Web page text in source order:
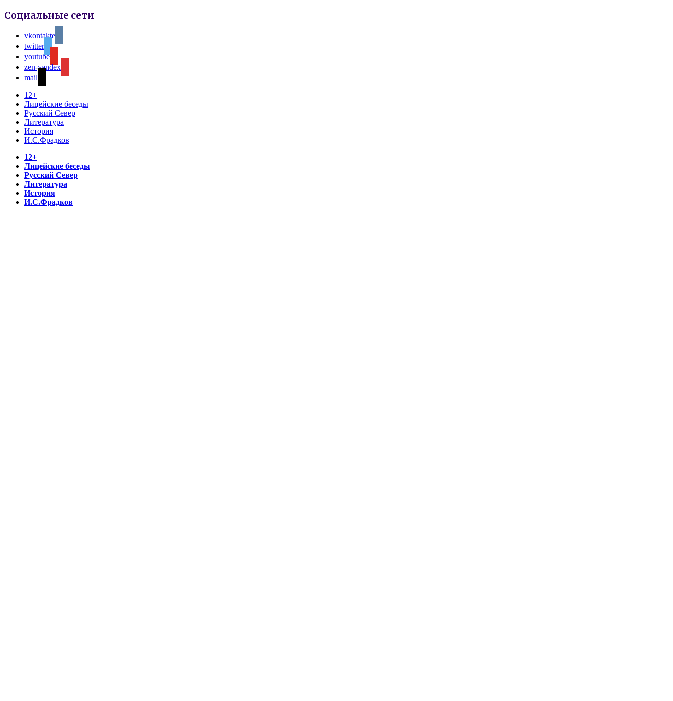
Социальные сети
vkontakte
twitter
youtube
zen-yandex
mail
12+
Лицейские беседы
Русский Север
Литература
История
И.С.Фрадков
12+
Лицейские беседы
Русский Север
Литература
История
И.С.Фрадков